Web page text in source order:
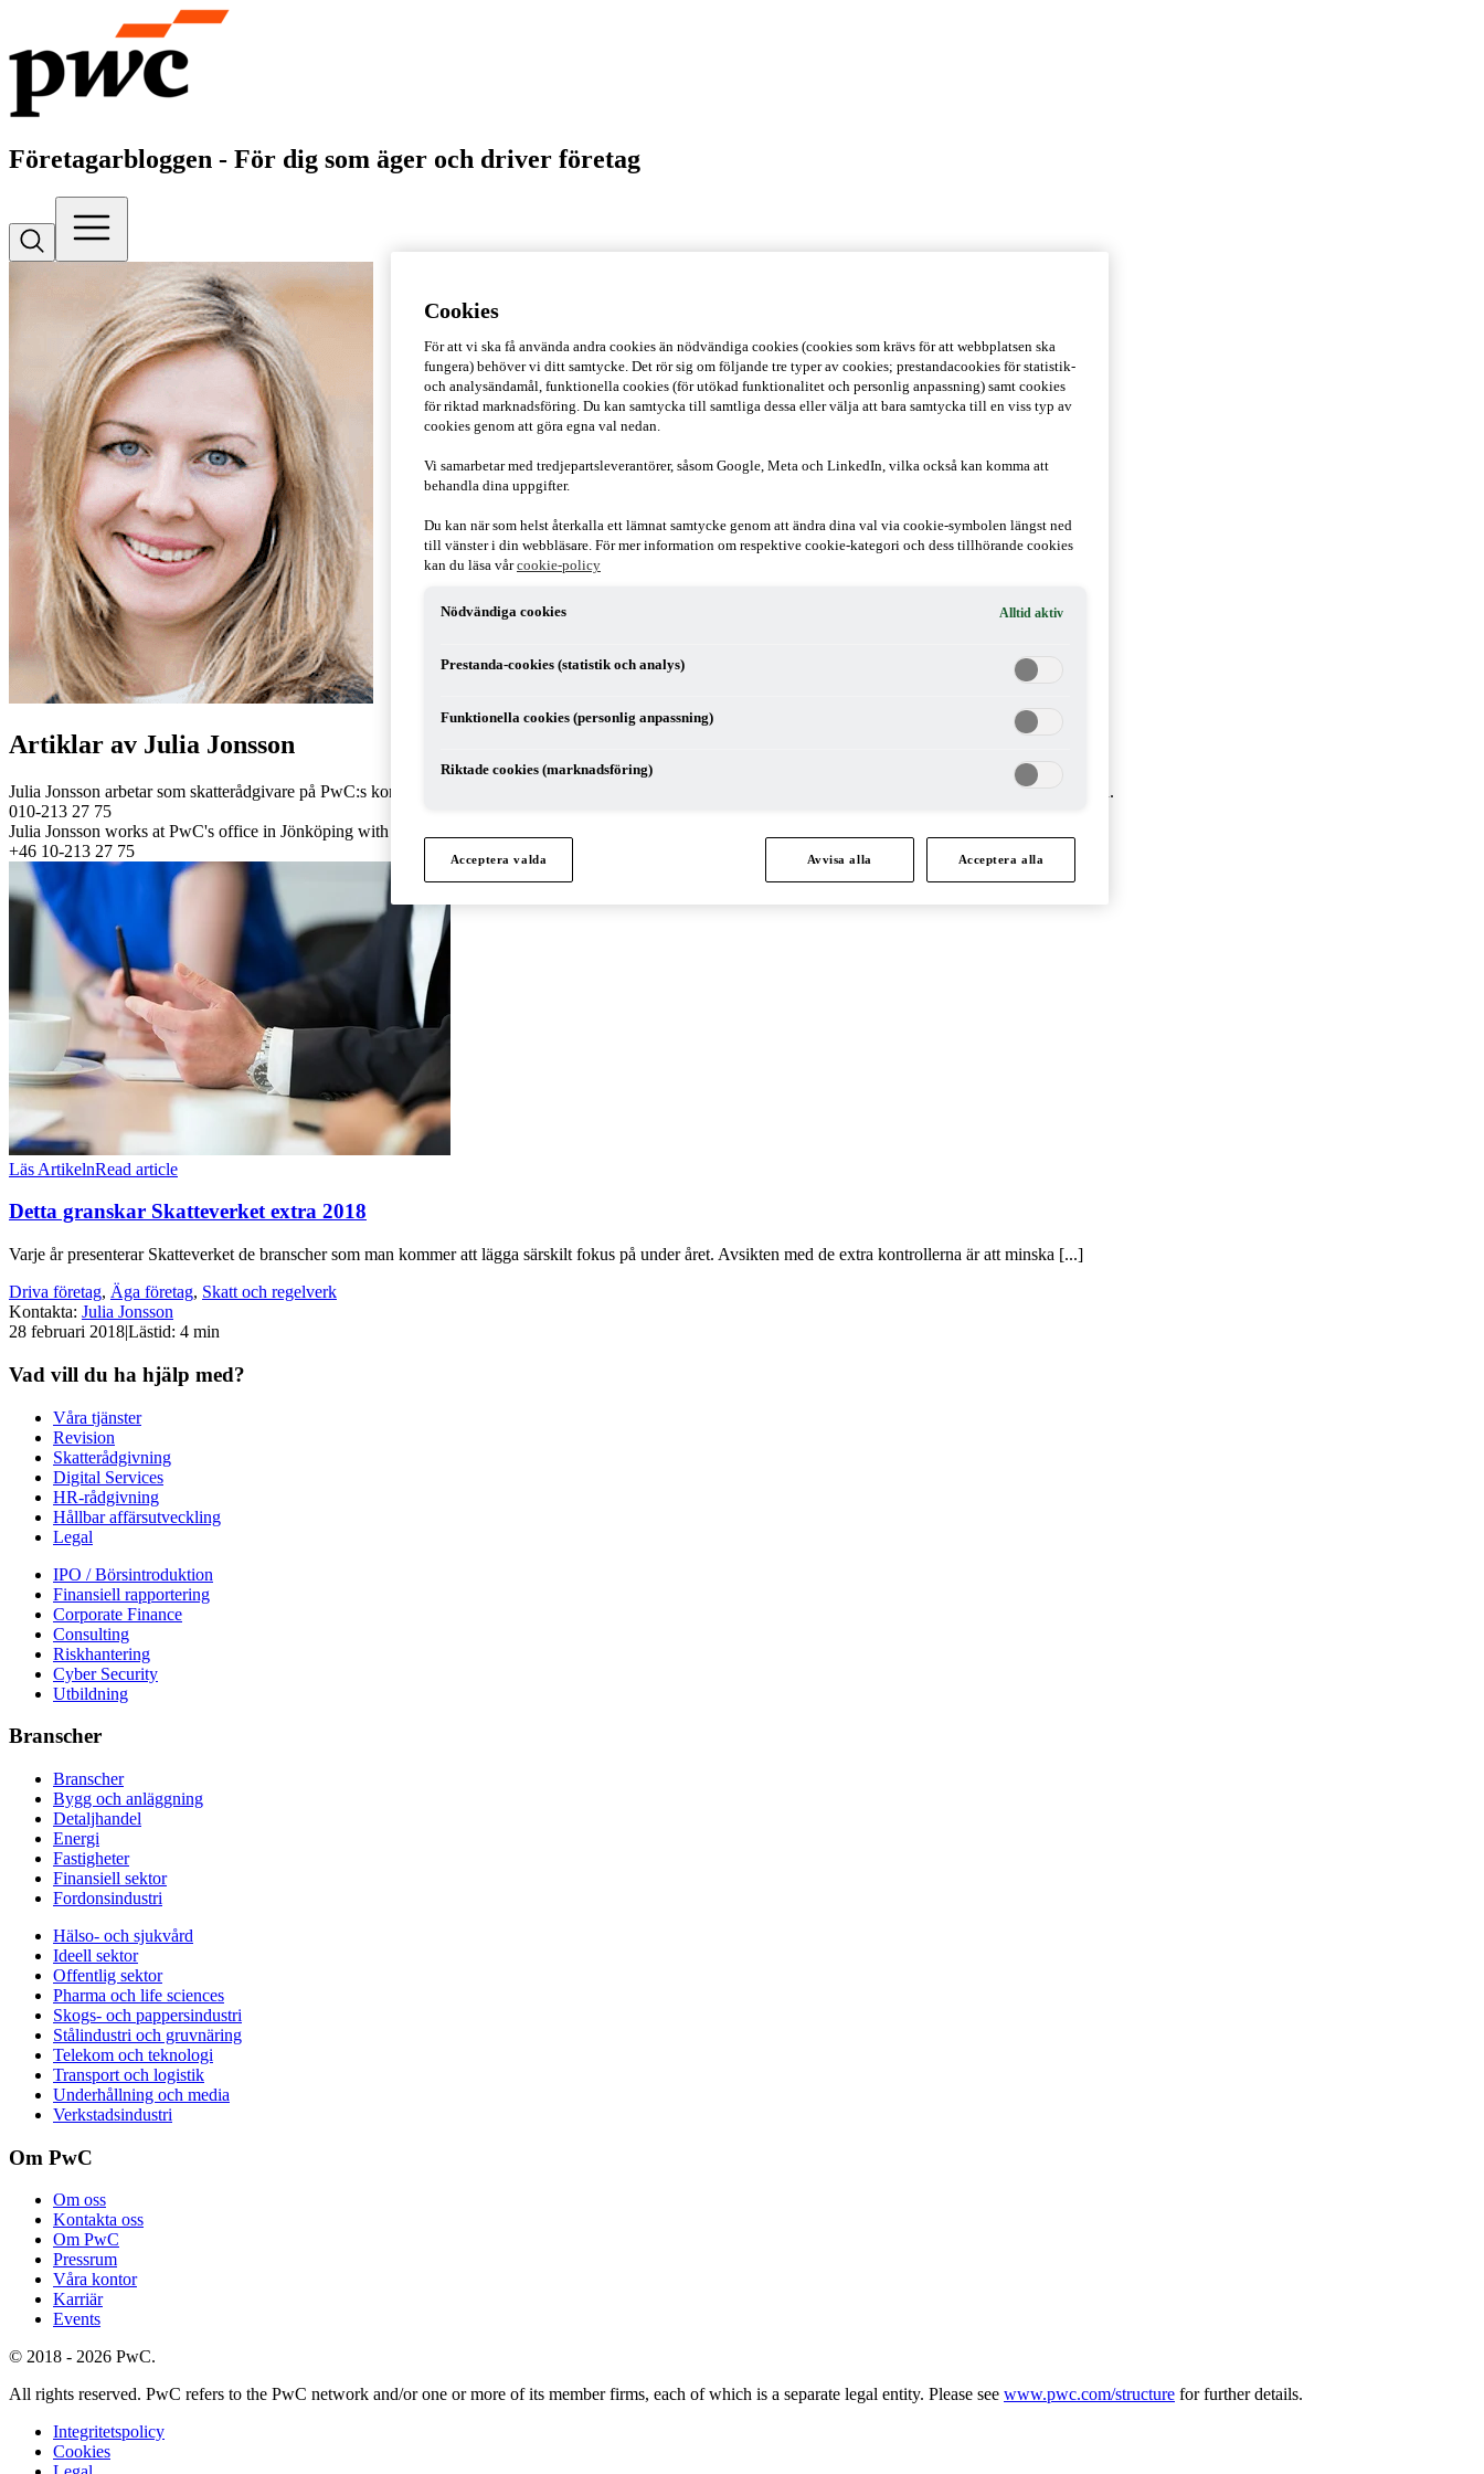
Företagarbloggen - För dig som äger och driver företag
Artiklar av Julia Jonsson
Julia Jonsson arbetar som skatterådgivare på PwC:s kontor i Jönköping. Julia arbetar primärt med moms och bolagsbeskattning vid internationella förhållanden.
010-213 27 75
Julia Jonsson works at PwC's office in Jönköping with VAT and corporate taxation in an international context.
+46 10-213 27 75
Läs ArtikelnRead article
Detta granskar Skatteverket extra 2018
Varje år presenterar Skatteverket de branscher som man kommer att lägga särskilt fokus på under året. Avsikten med de extra kontrollerna är att minska [...]
Driva företag, Äga företag, Skatt och regelverk
Kontakta: Julia Jonsson
28 februari 2018|Lästid: 4 min
Vad vill du ha hjälp med?
Våra tjänster
Revision
Skatterådgivning
Digital Services
HR-rådgivning
Hållbar affärsutveckling
Legal
IPO / Börsintroduktion
Finansiell rapportering
Corporate Finance
Consulting
Riskhantering
Cyber Security
Utbildning
Branscher
Branscher
Bygg och anläggning
Detaljhandel
Energi
Fastigheter
Finansiell sektor
Fordonsindustri
Hälso- och sjukvård
Ideell sektor
Offentlig sektor
Pharma och life sciences
Skogs- och pappersindustri
Stålindustri och gruvnäring
Telekom och teknologi
Transport och logistik
Underhållning och media
Verkstadsindustri
Om PwC
Om oss
Kontakta oss
Om PwC
Pressrum
Våra kontor
Karriär
Events
© 2018 - 2026 PwC.
All rights reserved. PwC refers to the PwC network and/or one or more of its member firms, each of which is a separate legal entity. Please see www.pwc.com/structure for further details.
Integritetspolicy
Cookies
Cookies
För att vi ska få använda andra cookies än nödvändiga cookies (cookies som krävs för att webbplatsen ska
fungera) behöver vi ditt samtycke. Det rör sig om följande tre typer av cookies; prestandacookies för statistik-
och analysändamål, funktionella cookies (för utökad funktionalitet och personlig anpassning) samt cookies
för riktad marknadsföring. Du kan samtycka till samtliga dessa eller välja att bara samtycka till en viss typ av
cookies genom att göra egna val nedan.
Vi samarbetar med tredjepartsleverantörer, såsom Google, Meta och LinkedIn, vilka också kan komma att
behandla dina uppgifter.
Du kan när som helst återkalla ett lämnat samtycke genom att ändra dina val via cookie-symbolen längst ned
till vänster i din webbläsare. För mer information om respektive cookie-kategori och dess tillhörande cookies
kan du läsa vårcookie-policy
Nödvändiga cookies Alltid aktiv
Prestanda-cookies (statistik och analys)
Funktionella cookies (personlig anpassning)
Riktade cookies (marknadsföring)
Acceptera valda Avvisa alla Acceptera alla